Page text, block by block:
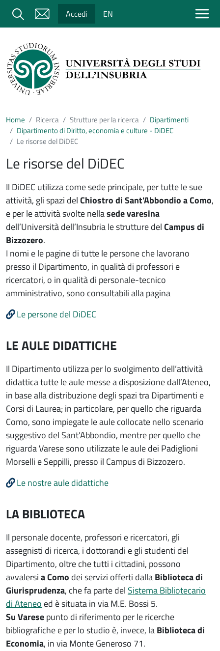
Salta al contenuto principale
Cerca Accedi EN
Home Ricerca Strutture per la ricerca
Dipartimenti
Dipartimento di Diritto, economia e culture - DiDEC
Le risorse del DiDEC
Le risorse del DiDEC
Il DiDEC utilizza come sede principale, per tutte le sue
attività, gli spazi delChiostro di Sant'Abbondio a Como,
e per le attività svolte nellasede varesina
dell’Università dell’Insubria le strutture delCampus di
Bizzozero.
I nomi e le pagine di tutte le persone che lavorano
presso il Dipartimento, in qualità di professori e
ricercatori, o in qualità di personale-tecnico
amministrativo, sono consultabili alla pagina
Le persone del DiDEC
LE AULE DIDATTICHE
Il Dipartimento utilizza per lo svolgimento dell’attività
didattica tutte le aule messe a disposizione dall’Ateneo,
in base alla distribuzione degli spazi tra Dipartimenti e
Corsi di Laurea; in particolare, per quello che riguarda
Como, sono impiegate le aule collocate nello scenario
suggestivo del Sant’Abbondio, mentre per quello che
riguarda Varese sono utilizzate le aule dei Padiglioni
Morselli e Seppilli, presso il Campus di Bizzozero.
Le nostre aule didattiche
LA BIBLIOTECA
Il personale docente, professori e ricercatori, gli
assegnisti di ricerca, i dottorandi e gli studenti del
Dipartimento, oltre che tutti i cittadini, possono
avvalersia Como dei servizi offerti dallaBiblioteca di
Giurisprudenza, che fa parte del Sistema Bibliotecario
di Ateneo ed è situata in via M.E. Bossi 5.
Su Varesepunto di riferimento per le ricerche
bibliografiche e per lo studio è, invece, laBiblioteca di
Economia, in via Monte Generoso 71.